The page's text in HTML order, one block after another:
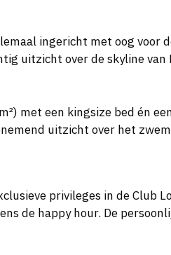
ingericht met oog voor
uitzicht over de skyline
met een kingsize bed én
uitzicht over het
privileges in de Club
de happy hour. De